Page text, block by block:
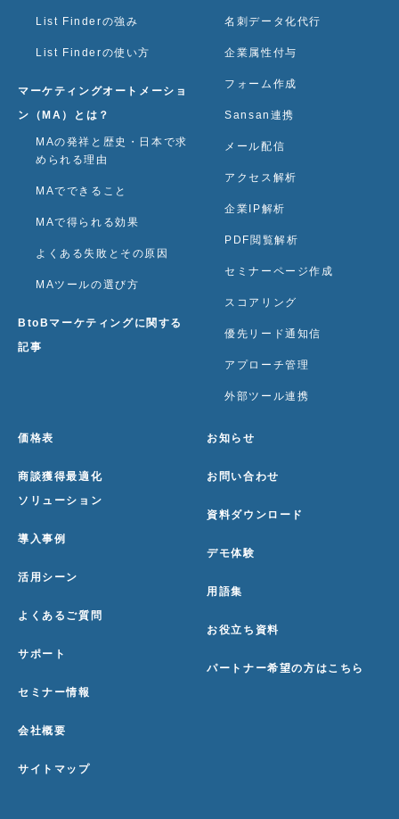
List Finderの強み
List Finderの使い方
マーケティングオートメーショ
ン（MA）とは？
MAの発祥と歴史・日本で求
められる理由
MAでできること
MAで得られる効果
よくある失敗とその原因
MAツールの選び方
BtoBマーケティングに関する
記事
名刺データ化代行
企業属性付与
フォーム作成
Sansan連携
メール配信
アクセス解析
企業IP解析
PDF閲覧解析
セミナーページ作成
スコアリング
優先リード通知信
アプローチ管理
外部ツール連携
価格表
商談獲得最適化
ソリューション
導入事例
活用シーン
よくあるご質問
サポート
セミナー情報
会社概要
サイトマップ
お知らせ
お問い合わせ
資料ダウンロード
デモ体験
用語集
お役立ち資料
パートナー希望の方はこちら